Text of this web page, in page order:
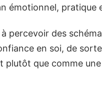
émotionnel, pratique
percevoir des
en soi, de
que comme